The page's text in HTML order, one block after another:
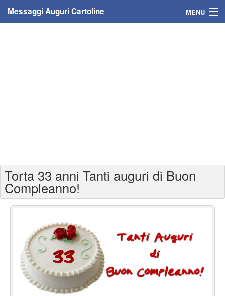
Messaggi Auguri Cartoline MENU
Cartoline auguri anni
Cartoline giorni anno
Cartoline giorni settimana
Cartoline musicali
Cartoline animate
Torta 33 anni Tanti auguri di Buon
Compleanno!